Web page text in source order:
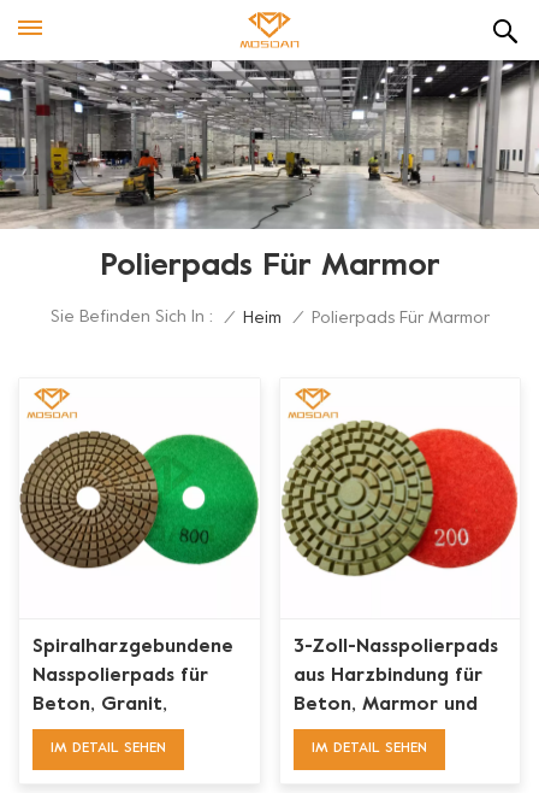
Polierpads Für Marmor
Sie Befinden Sich In : / Heim / Polierpads Für Marmor
Spiralharzgebundene
Nasspolierpads für
Beton, Granit,
Marmor und Terrazzo
IM DETAIL SEHEN
3-Zoll-Nasspolierpads
aus Harzbindung für
Beton, Marmor und
Granit
IM DETAIL SEHEN